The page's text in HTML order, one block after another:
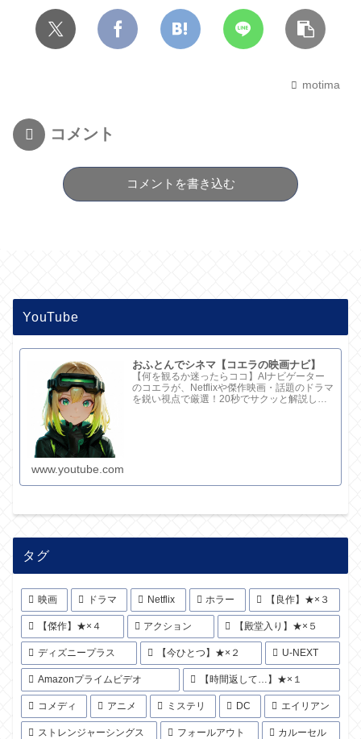
motima
コメント
コメントを書き込む
YouTube
おふとんでシネマ【コエラの映画ナビ】
【何を観るか迷ったらココ】AIナビゲーター
のコエラが、Netflixや傑作映画・話題のドラマ
を鋭い視点で厳選！20秒でサクッと解説して
www.youtube.com
タグ
映画 ドラマ Netflix ホラー 【良作】★×３
【傑作】★×４ アクション 【殿堂入り】★×５
ディズニープラス 【今ひとつ】★×２ U-NEXT
Amazonプライムビデオ 【時間返して…】★×１
コメディ アニメ ミステリ DC エイリアン
ストレンジャーシングス フォールアウト カルーセル